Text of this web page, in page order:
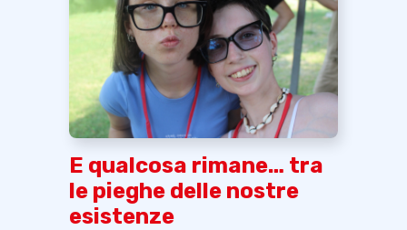
E qualcosa rimane… tra
le pieghe delle nostre
esistenze